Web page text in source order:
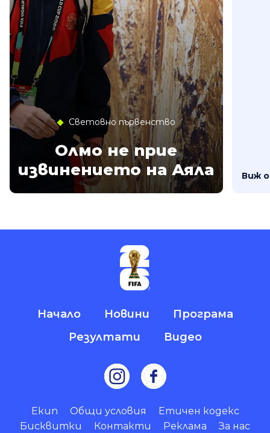
Световно първенство
Олмо не прие
извинението на Аяла
Виж
Начало Новини
Програма
Резултати
Видео
Екип Общи условия
Етичен кодекс
Бисквитки
Контакти Реклама За нас